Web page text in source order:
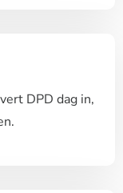
DPD dag in,